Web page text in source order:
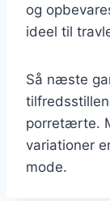
og
ideel til
Så næste
porretærte.
variationer
mode.